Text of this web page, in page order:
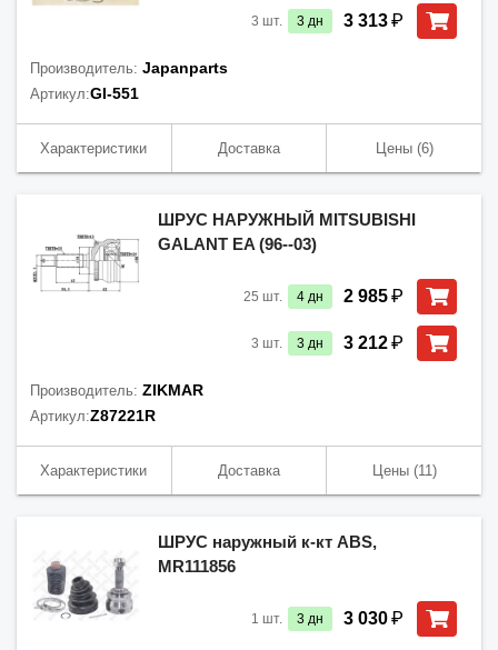
3 шт. 3 дн 3 313₽
Производитель: Japanparts
Артикул:GI-551
Характеристики Доставка Цены(6)
ШРУС НАРУЖНЫЙ MITSUBISHI
GALANT EA (96--03)
25 шт. 4 дн 2 985₽
3 шт. 3 дн 3 212₽
Производитель: ZIKMAR
Артикул:Z87221R
Характеристики Доставка Цены(11)
ШРУС наружный к-кт ABS,
MR111856
1 шт. 3 дн 3 030₽